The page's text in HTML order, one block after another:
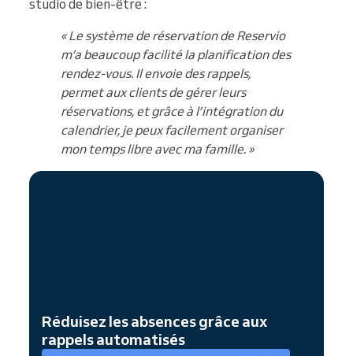
studio de bien-être :
« Le système de réservation de Reservio
m’a beaucoup facilité la planification des
rendez-vous. Il envoie des rappels,
permet aux clients de gérer leurs
réservations, et grâce à l’intégration du
calendrier, je peux facilement organiser
mon temps libre avec ma famille. »
Réduisez les absences grâce aux
rappels automatisés